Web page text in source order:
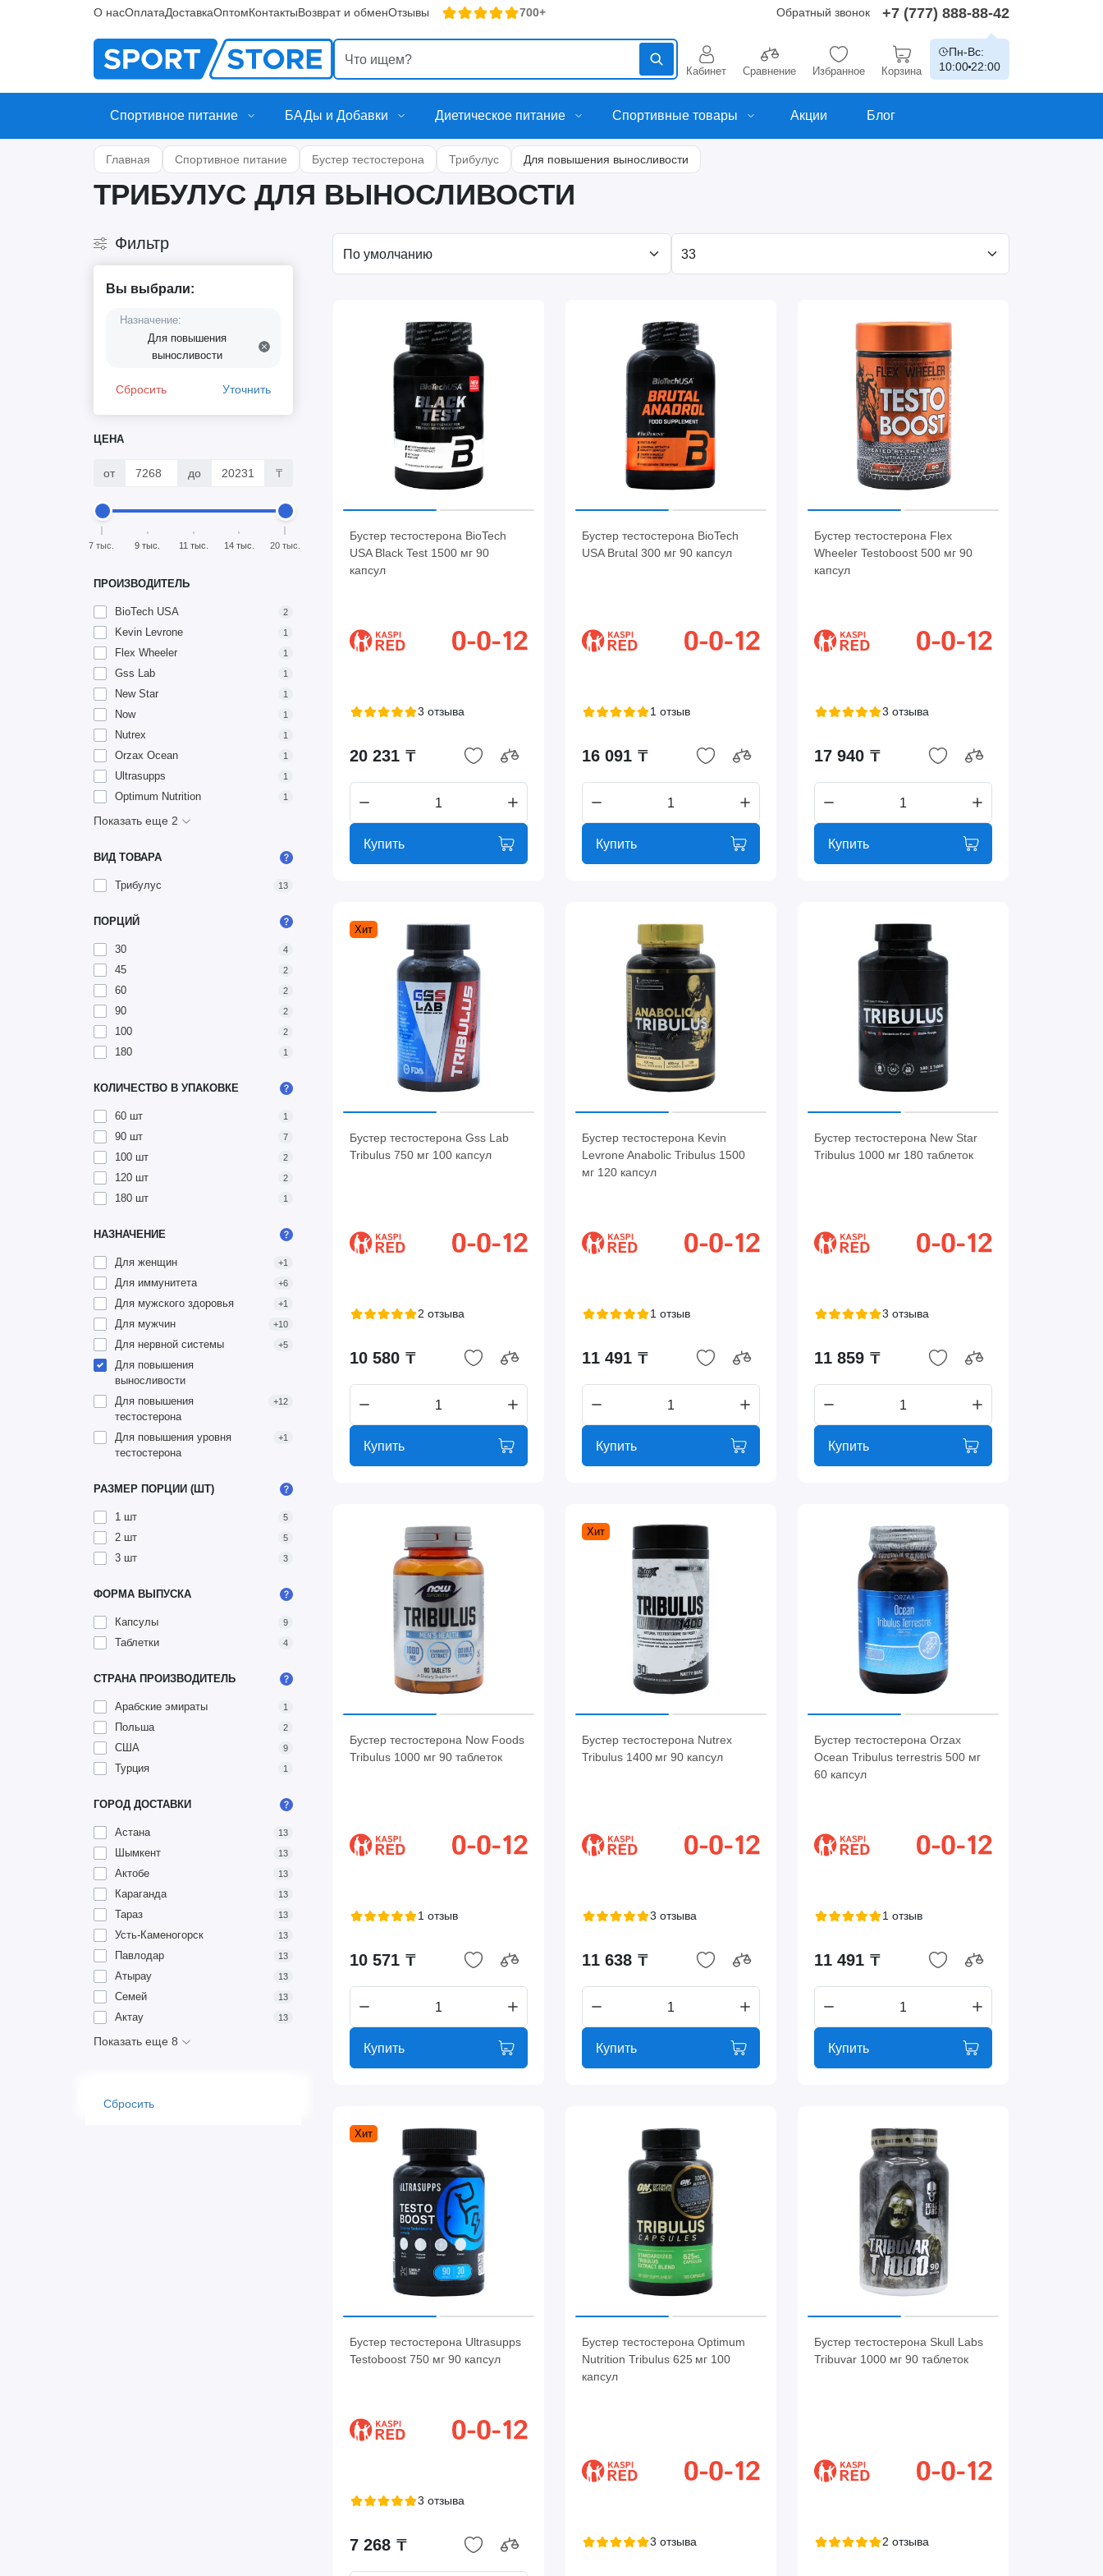
О насОплатаДоставкаОптомКонтактыВозврат и обменОтзывы 700+ Обратный звонок +7 (777) 888-88-42
Кабинет Сравнение Избранное Корзина
Пн-Вс:
10:00 22:00
Спортивное питание БАДы и Добавки Диетическое питание Спортивные товары Акции Блог
Главная Спортивное питание Бустер тестостерона Трибулус Для повышения выносливости
ТРИБУЛУС ДЛЯ ВЫНОСЛИВОСТИ
Фильтр
Вы выбрали:
Назначение:
Для повышения
выносливости
Сбросить Уточнить
ЦЕНА
от до ₸
7 тыс. 9 тыс. 11 тыс. 14 тыс. 20 тыс.
ПРОИЗВОДИТЕЛЬ
BioTech USA 2
Kevin Levrone 1
Flex Wheeler 1
Gss Lab 1
New Star 1
Now 1
Nutrex 1
Orzax Ocean 1
Ultrasupps 1
Optimum Nutrition 1
Показать еще 2
ВИД ТОВАРА
Трибулус 13
ПОРЦИЙ
30 4
45 2
60 2
90 2
100 2
180 1
КОЛИЧЕСТВО В УПАКОВКЕ
60 шт 1
90 шт 7
100 шт 2
120 шт 2
180 шт 1
НАЗНАЧЕНИЕ
Для женщин +1
Для иммунитета +6
Для мужского здоровья +1
Для мужчин +10
Для нервной системы +5
Для повышения
выносливости
Для повышения
тестостерона
+12
Для повышения уровня
тестостерона
+1
РАЗМЕР ПОРЦИИ (ШТ)
1 шт 5
2 шт 5
3 шт 3
ФОРМА ВЫПУСКА
Капсулы 9
Таблетки 4
СТРАНА ПРОИЗВОДИТЕЛЬ
Арабские эмираты 1
Польша 2
США 9
Турция 1
ГОРОД ДОСТАВКИ
Астана 13
Шымкент 13
Актобе 13
Караганда 13
Тараз 13
Усть-Каменогорск 13
Павлодар 13
Атырау 13
Семей 13
Актау 13
Показать еще 8
Сбросить
Бустер тестостерона BioTech
USA Black Test 1500 мг 90
капсул
3 отзыва
20 231 ₸
Купить
Бустер тестостерона BioTech
USA Brutal 300 мг 90 капсул
1 отзыв
16 091 ₸
Купить
Бустер тестостерона Flex
Wheeler Testoboost 500 мг 90
капсул
3 отзыва
17 940 ₸
Купить
Хит
Бустер тестостерона Gss Lab
Tribulus 750 мг 100 капсул
2 отзыва
10 580 ₸
Купить
Бустер тестостерона Kevin
Levrone Anabolic Tribulus 1500
мг 120 капсул
1 отзыв
11 491 ₸
Купить
Бустер тестостерона New Star
Tribulus 1000 мг 180 таблеток
3 отзыва
11 859 ₸
Купить
Бустер тестостерона Now Foods
Tribulus 1000 мг 90 таблеток
1 отзыв
10 571 ₸
Купить
Хит
Бустер тестостерона Nutrex
Tribulus 1400 мг 90 капсул
3 отзыва
11 638 ₸
Купить
Бустер тестостерона Orzax
Ocean Tribulus terrestris 500 мг
60 капсул
1 отзыв
11 491 ₸
Купить
Хит
Бустер тестостерона Ultrasupps
Testoboost 750 мг 90 капсул
3 отзыва
7 268 ₸
Бустер тестостерона Optimum
Nutrition Tribulus 625 мг 100
капсул
3 отзыва
Бустер тестостерона Skull Labs
Tribuvar 1000 мг 90 таблеток
2 отзыва